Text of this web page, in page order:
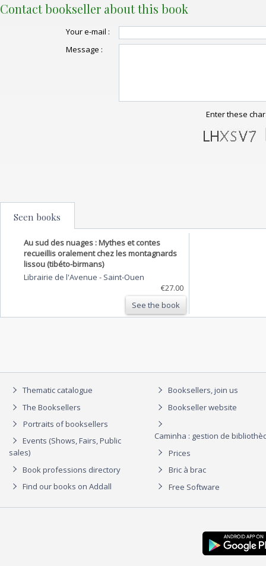
Contact bookseller about this book
Your e-mail :
Message :
Enter these
Seen books
Au sud des nuages : Mythes et contes
recueillis oralement chez les montagnards
lissou (tibéto-birmans)
Librairie de l'Avenue - Saint-Ouen
€27.00
See the book
Thematic catalogue
The Booksellers
Portraits of booksellers
Events (Shows, Fairs, Public
sales)
Book professions directory
Find our books on Addall
Booksellers, join us
Bookseller website
Caminha : gestion de
Prices
Bric à brac
Free Software